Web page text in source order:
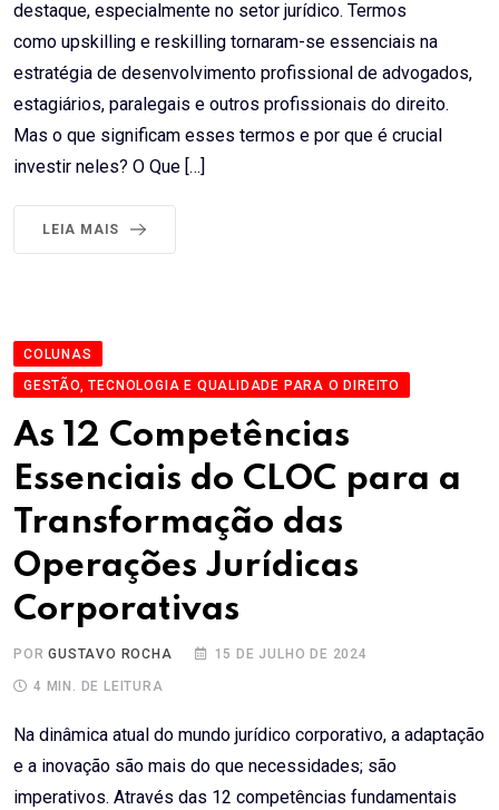
destaque, especialmente no setor jurídico. Termos
como upskilling e reskilling tornaram-se essenciais na
estratégia de desenvolvimento profissional de advogados,
estagiários, paralegais e outros profissionais do direito.
Mas o que significam esses termos e por que é crucial
investir neles? O Que […]
LEIA MAIS
COLUNAS
GESTÃO, TECNOLOGIA E QUALIDADE PARA O DIREITO
As 12 Competências
Essenciais do CLOC para a
Transformação das
Operações Jurídicas
Corporativas
PORGUSTAVO ROCHA 15 DE JULHO DE 2024
4 MIN. DE LEITURA
Na dinâmica atual do mundo jurídico corporativo, a adaptação
e a inovação são mais do que necessidades; são
imperativos. Através das 12 competências fundamentais